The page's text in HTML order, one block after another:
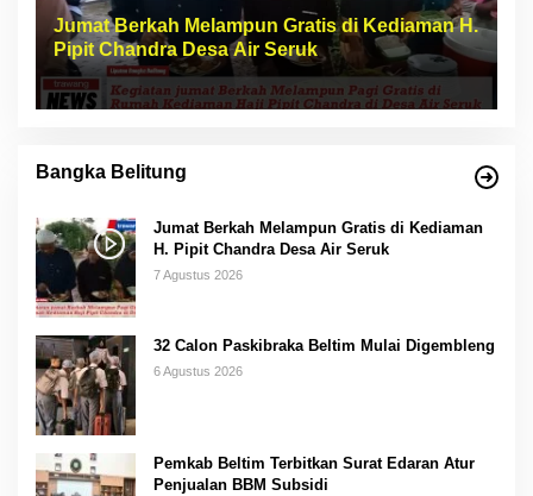
Jumat Berkah Melampun Gratis di Kediaman H.
Pipit Chandra Desa Air Seruk
Bangka Belitung
Jumat Berkah Melampun Gratis di Kediaman
H. Pipit Chandra Desa Air Seruk
7 Agustus 2026
32 Calon Paskibraka Beltim Mulai Digembleng
6 Agustus 2026
Pemkab Beltim Terbitkan Surat Edaran Atur
Penjualan BBM Subsidi